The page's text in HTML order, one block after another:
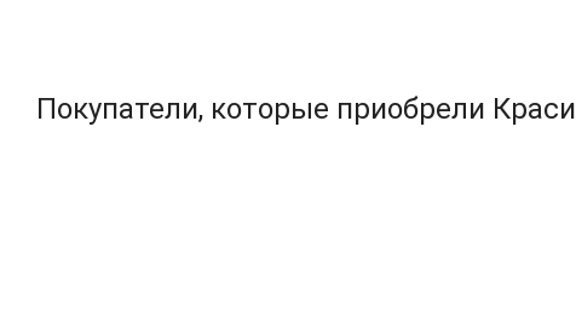
Покупатели, которые приобрели